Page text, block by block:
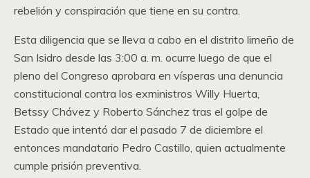
rebelión y conspiración que tiene en su contra.
Esta diligencia que se lleva a cabo en el distrito limeño de
San Isidro desde las 3:00 a. m. ocurre luego de que el
pleno del Congreso aprobara en vísperas una denuncia
constitucional contra los exministros Willy Huerta,
Betssy Chávez y Roberto Sánchez tras el golpe de
Estado que intentó dar el pasado 7 de diciembre el
entonces mandatario Pedro Castillo, quien actualmente
cumple prisión preventiva.